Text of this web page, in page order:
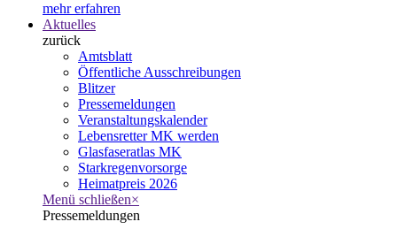
mehr erfahren
Aktuelles
zurück
Amtsblatt
Öffentliche Ausschreibungen
Blitzer
Pressemeldungen
Veranstaltungskalender
Lebensretter MK werden
Glasfaseratlas MK
Starkregenvorsorge
Heimatpreis 2026
Menü schließen×
Pressemeldungen